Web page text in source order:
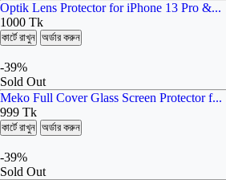
Optik Lens Protector for iPhone 13 Pro &...
1000 Tk
কার্টে রাখুন অর্ডার করুন
-39%
Sold Out
Meko Full Cover Glass Screen Protector f...
999 Tk
কার্টে রাখুন অর্ডার করুন
-39%
Sold Out